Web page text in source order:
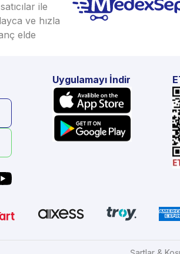
ile
ve hızla
elde
Uygulamayı İndir